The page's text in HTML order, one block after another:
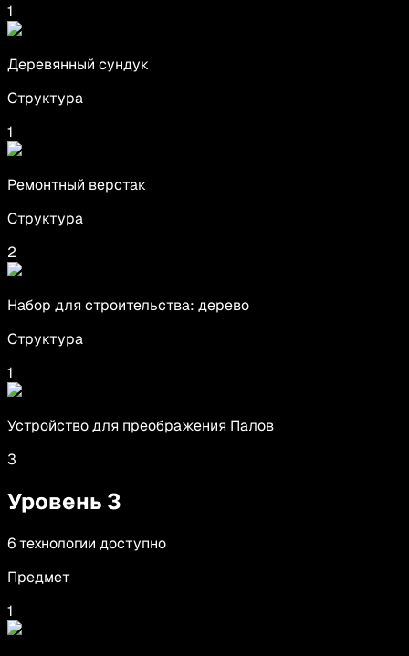
1
Деревянный сундук
Структура
1
Ремонтный верстак
Структура
2
Набор для строительства: дерево
Структура
1
Устройство для преображения Палов
3
Уровень 3
6технологии доступно
Предмет
1